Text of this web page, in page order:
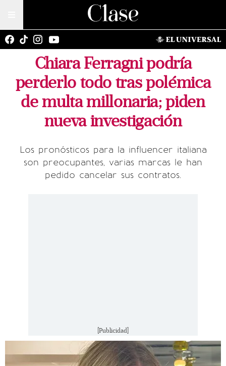
Chiara Ferragni podría
perderlo todo tras polémica
de multa millonaria; piden
nueva investigación
Los pronósticos para la influencer italiana
son preocupantes, varias marcas le han
pedido cancelar sus contratos.
[Publicidad]